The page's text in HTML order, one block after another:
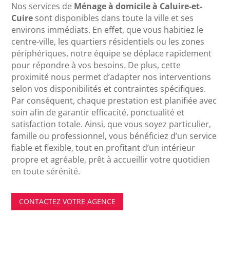
Nos services de Ménage à domicile à Caluire-et-
Cuire sont disponibles dans toute la ville et ses
environs immédiats. En effet, que vous habitiez le
centre-ville, les quartiers résidentiels ou les zones
périphériques, notre équipe se déplace rapidement
pour répondre à vos besoins. De plus, cette
proximité nous permet d’adapter nos interventions
selon vos disponibilités et contraintes spécifiques.
Par conséquent, chaque prestation est planifiée avec
soin afin de garantir efficacité, ponctualité et
satisfaction totale. Ainsi, que vous soyez particulier,
famille ou professionnel, vous bénéficiez d’un service
fiable et flexible, tout en profitant d’un intérieur
propre et agréable, prêt à accueillir votre quotidien
en toute sérénité.
CONTACTEZ VOTRE AGENCE